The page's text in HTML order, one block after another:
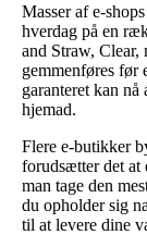
Masser af e-
hverdag på en
and Straw, Clear,
gemmenføres før
garanteret kan
hjemad.
Flere e-butikker
forudsætter det at
man tage den
du opholder sig
til at levere dine